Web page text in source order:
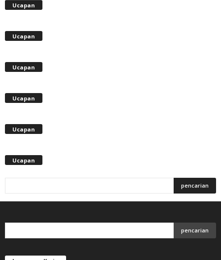
Ucapan
Ucapan
Ucapan
Ucapan
Ucapan
Ucapan